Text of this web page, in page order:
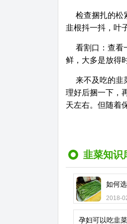
检查捆扎的松
韭根抖一抖，叶
看割口：查看
鲜，大多是放得
来不及吃的韭
理好后捆一下，
天左右。但随着
韭菜知识
如何
2018-
孕妇可以吃韭